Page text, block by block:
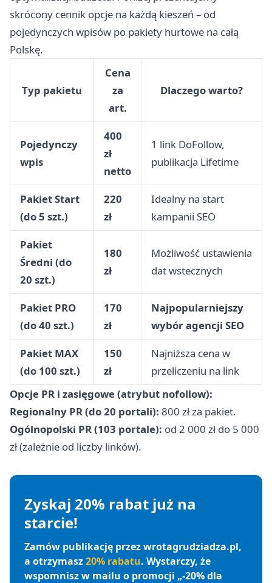
skrócony cennik opcje na każdą kieszeń – od
pojedynczych wpisów po pakiety hurtowe na całą
Polskę.
Typ pakietu
Cena
za
art.
Dlaczego warto?
Pojedynczy
wpis
400
zł
netto
1 link DoFollow,
publikacja Lifetime
Pakiet Start
(do 5 szt.)
220
zł
Idealny na start
kampanii SEO
Pakiet
Średni (do
20 szt.)
180
zł
Możliwość ustawienia
dat wstecznych
Pakiet PRO
(do 40 szt.)
170
zł
Najpopularniejszy
wybór agencji SEO
Pakiet MAX
(do 100 szt.)
150
zł
Najniższa cena w
przeliczeniu na link
Opcje PR i zasięgowe (atrybut nofollow):
Regionalny PR (do 20 portali): 800 zł za pakiet.
Ogólnopolski PR (103 portale): od 2 000 zł do 5 000
zł (zależnie od liczby linków).
Zyskaj 20% rabat już na
starcie!
Zamów publikację przez wrotagrudziadza.pl,
a otrzymasz20% rabatu. Wystarczy, że
wspomnisz w mailu o promocji „-20% dla